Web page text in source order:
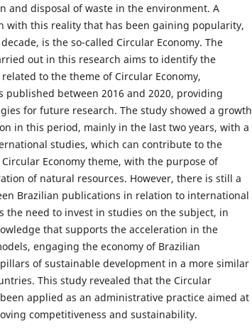
and disposal of waste in the environment. A
with this reality that has been gaining popularity,
is the so-called Circular Economy. The
out in this research aims to identify the
to the theme of Circular Economy,
published between 2016 and 2020, providing
for future research. The study showed a growth
in this period, mainly in the last two years, with a
studies, which can contribute to the
Economy theme, with the purpose of
of natural resources. However, there is still a
Brazilian publications in relation to international
the need to invest in studies on the subject, in
that supports the acceleration in the
engaging the economy of Brazilian
of sustainable development in a more similar
This study revealed that the Circular
applied as an administrative practice aimed at
competitiveness and sustainability.